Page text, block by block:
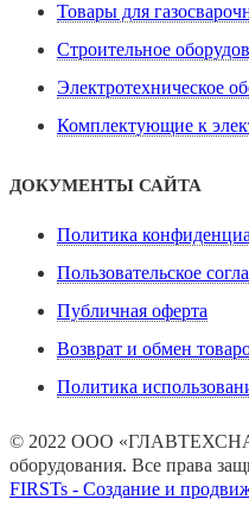
Товары для
Строительное
Электротехническое
Комплектующие к
ДОКУМЕНТЫ САЙТА
Политика
Пользовательское
Публичная оферта
Возврат и обмен
Политика
© 2022 ООО
оборудования. Все права
FIRSTs - Создание и